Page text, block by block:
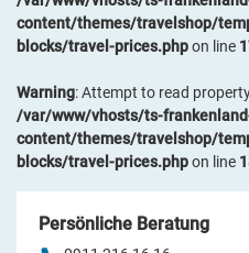
content/themes/travelshop/
blocks/travel-prices.phpon line
Warning: Attempt to read
/var/www/vhosts/ts-
content/themes/travelshop/
blocks/travel-prices.phpon line
Persönliche Beratung